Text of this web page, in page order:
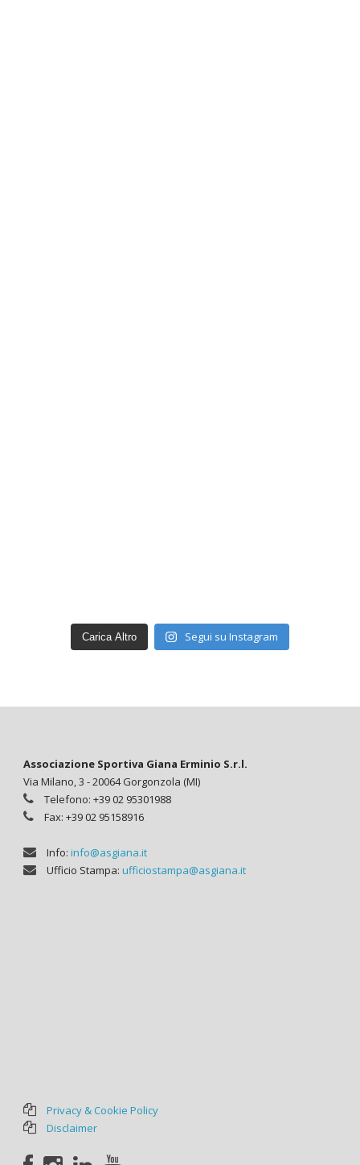
Carica Altro Segui su Instagram
Associazione Sportiva Giana Erminio S.r.l.
Via Milano, 3 - 20064 Gorgonzola (MI)
Telefono: +39 02 95301988
Fax: +39 02 95158916
Info: info@asgiana.it
Ufficio Stampa: ufficiostampa@asgiana.it
Privacy & Cookie Policy
Disclaimer